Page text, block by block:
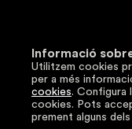
Segueix-nos
LinkedIn
Informació
Utilitzem cookies
per a més
cookies. Configura
cookies. Pots
prement alguns